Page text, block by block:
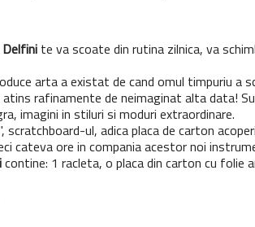
te va scoate din rutina zilnica, va
arta a existat de cand omul timpuriu
rafinamente de neimaginat alta data!
imagini in stiluri si moduri extraordinare.
scratchboard-ul, adica placa de carton
cateva ore in compania acestor noi
contine: 1 racleta, o placa din carton cu folie